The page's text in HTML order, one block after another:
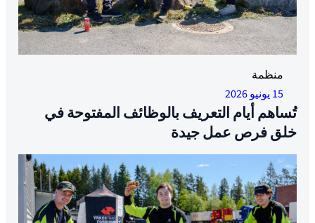
كم
نيكلاس ك. سوربل
منظمة
15 يونيو 2026
تُساهم أيام التعريف بالوظائف المفتوحة في
خلق فرص عمل جيدة